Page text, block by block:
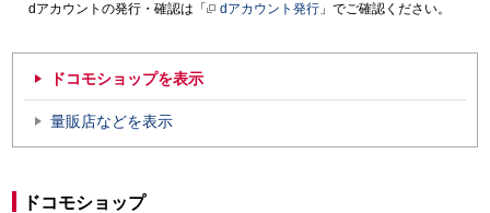
dアカウントの発行・確認は「
dアカウント発行 」でご確認ください。
ドコモショップを表示
量販店などを表示
ドコモショップ